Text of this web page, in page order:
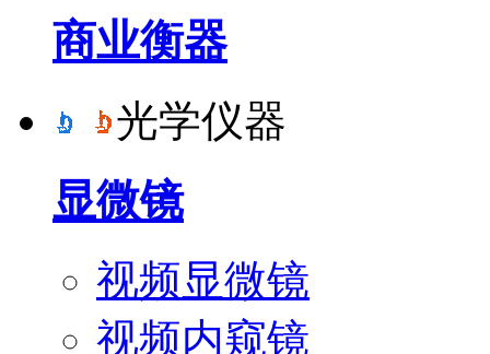
商业衡器
光学仪器
显微镜
视频显微镜
视频内窥镜